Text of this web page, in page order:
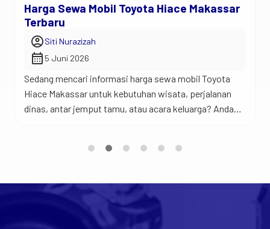
Harga Sewa Mobil Toyota Hiace Makassar
Terbaru
account_circleSiti Nurazizah
calendar_month 5 Juni 2026
Sedang mencari informasi harga sewa mobil Toyota
Hiace Makassar untuk kebutuhan wisata, perjalanan
dinas, antar jemput tamu, atau acara keluarga? Anda
perjalanan rombongan karena menawarkan kabin yang
kenyamanan yang sulit ditandingi mobil keluarga biasa.